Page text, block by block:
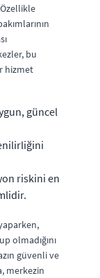
Özellikle
bu
hizmet
güncel
riskini en
olmadığını
güvenli ve
merkezin